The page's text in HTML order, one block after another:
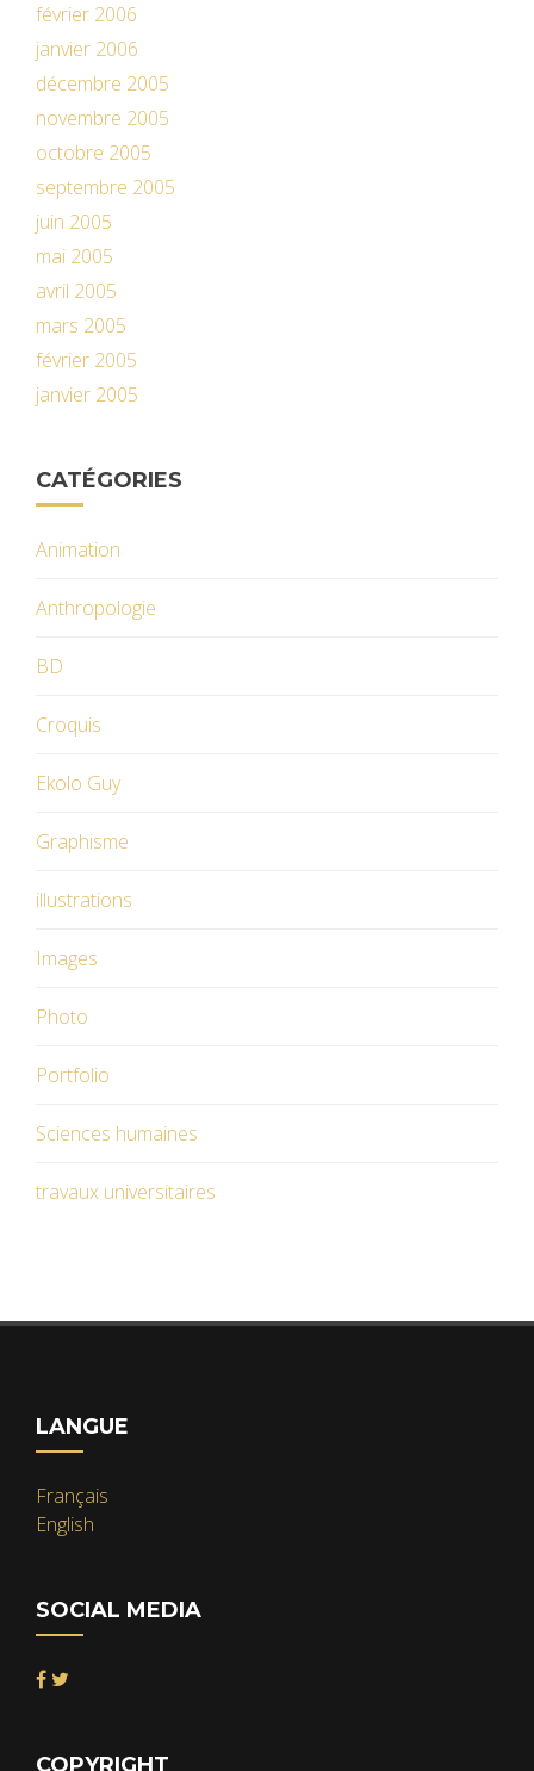
février 2006
janvier 2006
décembre 2005
novembre 2005
octobre 2005
septembre 2005
juin 2005
mai 2005
avril 2005
mars 2005
février 2005
janvier 2005
CATÉGORIES
Animation
Anthropologie
BD
Croquis
Ekolo Guy
Graphisme
illustrations
Images
Photo
Portfolio
Sciences humaines
travaux universitaires
LANGUE
Français
English
SOCIAL MEDIA
COPYRIGHT